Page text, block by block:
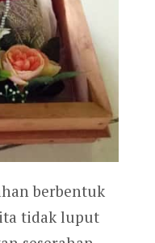
berbentuk
tidak luput